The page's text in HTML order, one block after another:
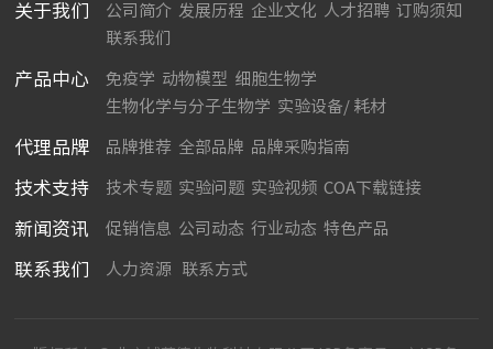
关于我们 公司简介 发展历程 企业文化 人才招聘 订购须知
联系我们
产品中心 免疫学 动物模型 细胞生物学
生物化学与分子生物学 实验设备/ 耗材
代理品牌 品牌推荐 全部品牌 品牌采购指南
技术支持 技术专题 实验问题 实验视频 COA下载链接
新闻资讯 促销信息 公司动态 行业动态 特色产品
联系我们 人力资源 联系方式